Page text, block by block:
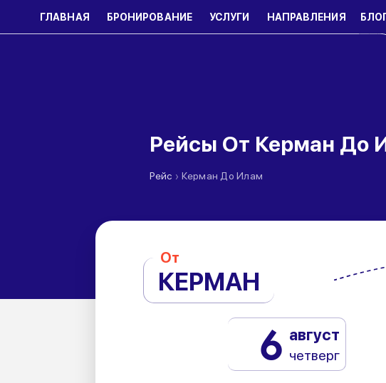
ГЛАВНАЯ БРОНИРОВАНИЕ УСЛУГИ НАПРАВЛЕНИЯ
Рейсы От Керман До
Рейс › Керман До Илам
От
КЕРМАН
6 август
четверг